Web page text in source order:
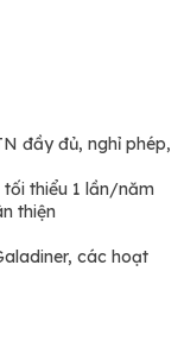
đầy đủ, nghỉ phép,
thiểu 1 lần/năm
thiện
các hoạt